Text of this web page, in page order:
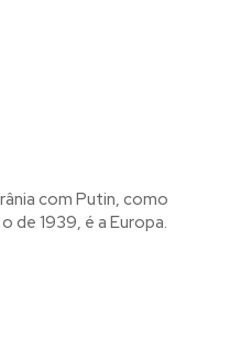
com Putin, como
de 1939, é a Europa.